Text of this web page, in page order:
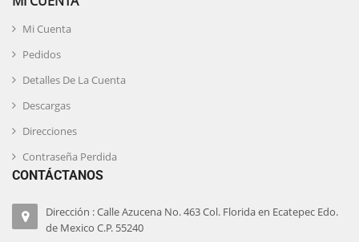
Mi Cuenta
Pedidos
Detalles De La Cuenta
Descargas
Direcciones
Contraseña Perdida
CONTÁCTANOS
Dirección : Calle Azucena No. 463 Col. Florida en Ecatepec Edo.
de Mexico C.P. 55240